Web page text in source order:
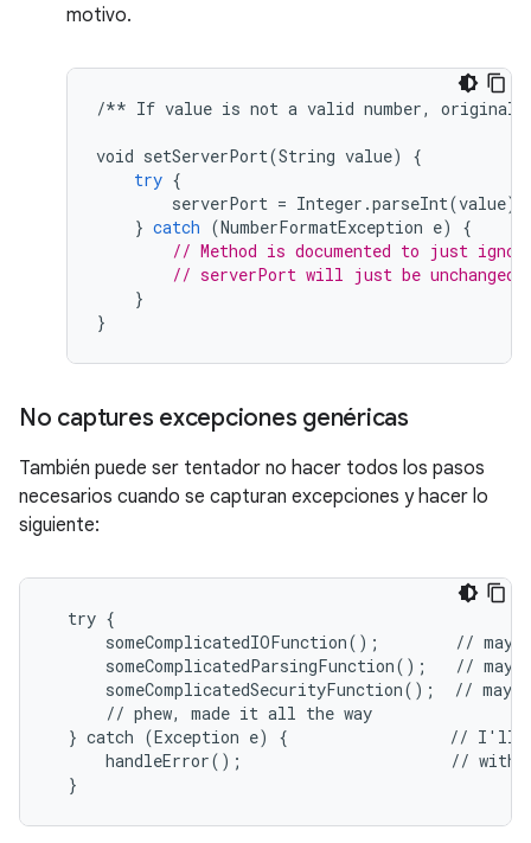
motivo.
/** If value is not a valid number, original
void setServerPort(String value)
{
try {
serverPort = Integer .parseInt(value);
} catch (NumberFormatException e)
{
// Method is documented to just
// serverPort will just be unchanged.
}
}
No captures excepciones genéricas
También puede ser tentador no hacer todos los pasos
necesarios cuando se capturan excepciones y hacer lo
siguiente:
  try {
someComplicatedIOFunction();        // may
someComplicatedParsingFunction();   // may
someComplicatedSecurityFunction();  // may
      // phew, made it all the way
} catch (Exception e) {                 // I'll
handleError();                      // with
  }